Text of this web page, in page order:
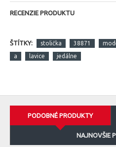
RECENZIE PRODUKTU
ŠTÍTKY: stolička 38871
a lavice jedálne
PODOBNÉ PRODUKTY
NAJNOVŠIE